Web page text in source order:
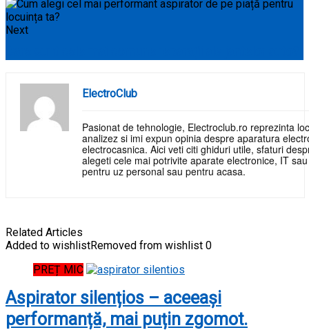
Next
ElectroClub
Pasionat de tehnologie, Electroclub.ro reprezinta
analizez si imi expun opinia despre aparatura
electrocasnica. Aici veti citi ghiduri utile, sfaturi
alegeti cele mai potrivite aparate electronice, IT
pentru uz personal sau pentru acasa.
Related Articles
Added to wishlistRemoved from wishlist 0
PREȚ MIC
Aspirator silențios – aceeași
performanță, mai puțin zgomot.